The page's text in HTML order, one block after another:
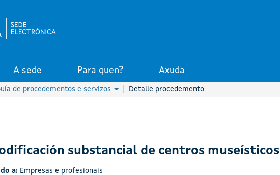
A sede Para quen? Axuda
de procedementos e servizos Detalle procedemento
substancial de centros museísticos
a: Empresas e profesionais